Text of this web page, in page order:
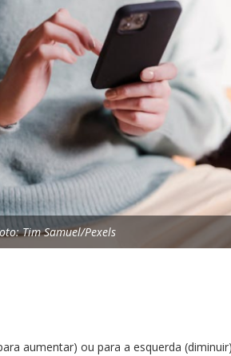
Tim Samuel/Pexels
aumentar) ou para a esquerda